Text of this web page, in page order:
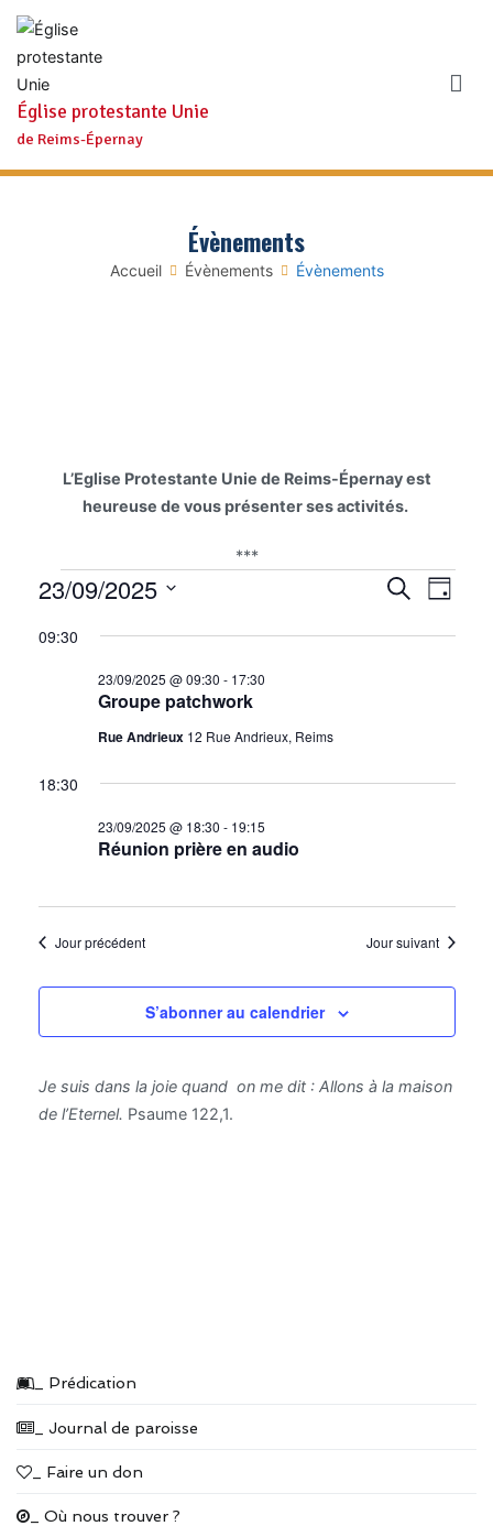
Aller
contenu
Église protestante Unie
de Reims-Épernay
Évènements
Accueil Évènements Évènements
L’Eglise Protestante Unie de Reims-Épernay est
heureuse de vous présenter ses activités.
***
Évènements
23/09/2025
et
vues
Recherche
de
Jour
23/09/2025
une
09:30
Groupe patchwork
23/09/2025 @ 09:30 - 17:30
Rue Andrieux 12 Rue Andrieux, Reims
18:30
Réunion prière en audio
23/09/2025 @ 18:30 - 19:15
Jour précédent Jour suivant
S’abonner au calendrier
Je suis dans la joie quand on me dit : Allons à la maison
de l’Eternel. Psaume 122,1.
_ Prédication
_ Journal de paroisse
_ Faire un don
_ Où nous trouver ?